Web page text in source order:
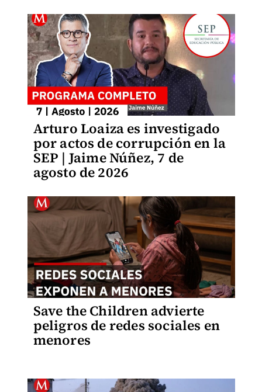
Arturo Loaiza es investigado
por actos de corrupción en la
SEP | Jaime Núñez, 7 de
agosto de 2026
Save the Children advierte
peligros de redes sociales en
menores